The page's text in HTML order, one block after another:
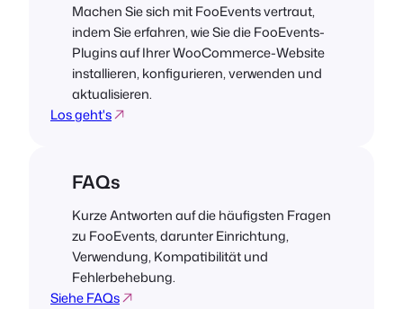
Machen Sie sich mit FooEvents vertraut,
indem Sie erfahren, wie Sie die FooEvents-
Plugins auf Ihrer WooCommerce-Website
installieren, konfigurieren, verwenden und
aktualisieren.
Los geht's
FAQs
Kurze Antworten auf die häufigsten Fragen
zu FooEvents, darunter Einrichtung,
Verwendung, Kompatibilität und
Fehlerbehebung.
Siehe FAQs